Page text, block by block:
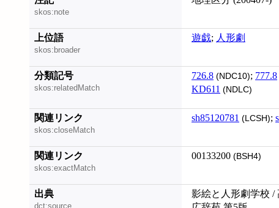
skos:note
上位語
skos:broader
遊戯; 人形劇
分類記号
skos:relatedMatch
726.8 (NDC10); 777.8
KD611 (NDLC)
関連リンク
skos:closeMatch
sh85120781 (LCSH);
関連リンク
skos:exactMatch
00133200 (BSH4)
出典
dct:source
影絵と人形劇学校 /